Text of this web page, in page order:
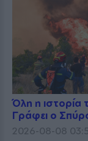
Όλη η ιστορία
Γράφει ο
2026-08-08